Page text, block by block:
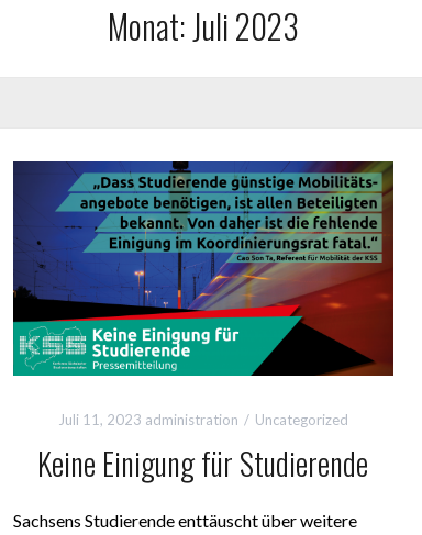
Monat:Juli 2023
Juli 11, 2023 administration Uncategorized
Keine Einigung für Studierende
Sachsens Studierende enttäuscht über weitere